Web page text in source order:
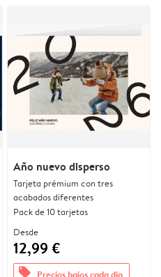
Año nuevo disperso
Tarjeta prémium con tres
acabados diferentes
Pack de 10 tarjetas
Desde
12,99 €
offers Precios bajos cada día